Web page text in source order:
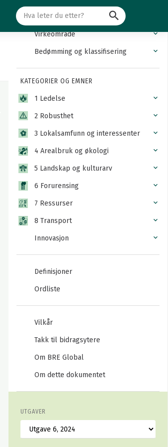
SøkInnledning
Virkeområde
Bedømming og klassifisering
KATEGORIER OG EMNER
1 Ledelse
2 Robusthet
3 Lokalsamfunn og interessenter
4 Arealbruk og økologi
5 Landskap og kulturarv
6 Forurensing
7 Ressurser
8 Transport
Innovasjon
Definisjoner
Ordliste
Vilkår
Takk til bidragsytere
Om BRE Global
Om dette dokumentet
UTGAVER